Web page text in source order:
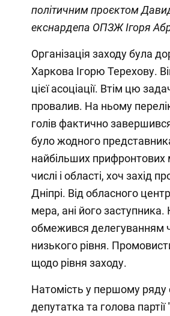
політичним проєктом
екснардепа ОПЗЖ Ігоря
Організація заходу була
Харкова Ігорю Терехову.
цієї асоціації. Втім цю
провалив. На ньому
голів фактично
було жодного
найбільших прифронтових
числі і області, хоч захід
Дніпрі. Від обласного
мера, ані його заступника.
обмежився делегуванням
низького рівня.
щодо рівня заходу.
Натомість у першому ряду
депутатка та голова партії